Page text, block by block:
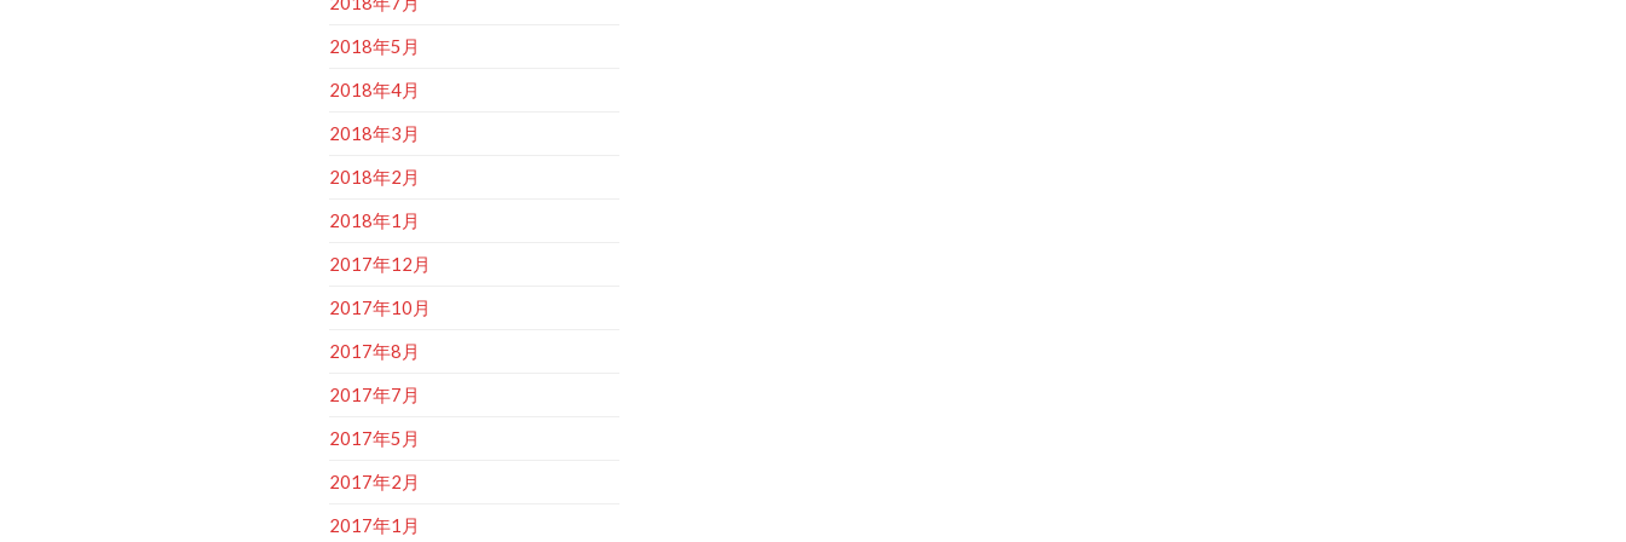
2018年5月
2018年4月
2018年3月
2018年2月
2018年1月
2017年12月
2017年10月
2017年8月
2017年7月
2017年5月
2017年2月
2017年1月